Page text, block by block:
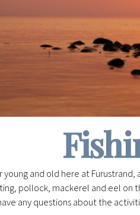
young and old here at
pollock, mackerel and eel
any questions about the